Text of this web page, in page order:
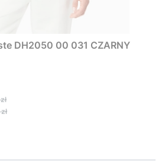
DH2050 00 031 CZARNY